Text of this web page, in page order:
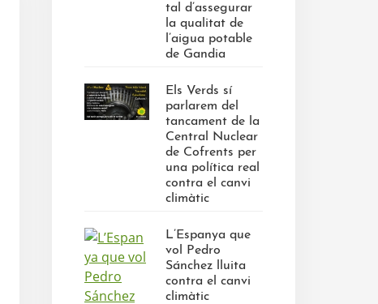
tal d’assegurar
la qualitat de
l’aigua potable
de Gandia
Els Verds sí
parlarem del
tancament de la
Central Nuclear
de Cofrents per
una política real
contra el canvi
climàtic
L’Espanya que
vol Pedro
Sánchez lluita
contra el canvi
climàtic